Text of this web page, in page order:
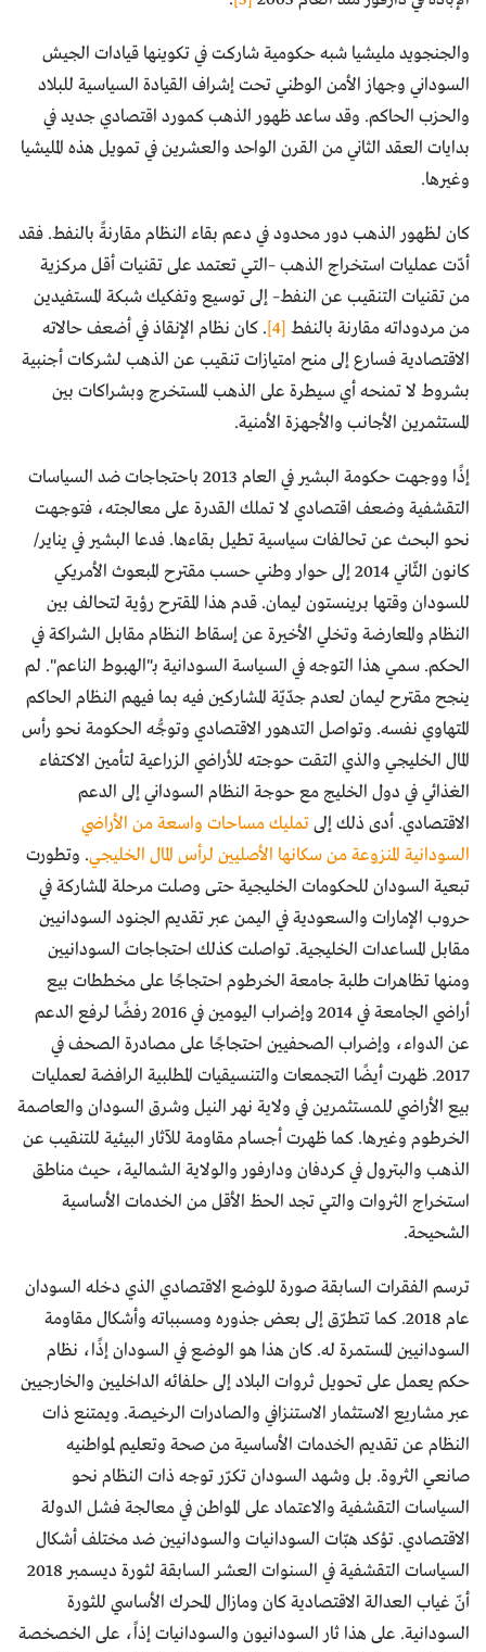
والجنجويد مليشيا شبه حكومية شاركت في تكوينها قيادات الجيش
السوداني وجهاز الأمن الوطني تحت إشراف القيادة السياسية للبلاد
والحزب الحاكم. وقد ساعد ظهور الذهب كمورد اقتصادي جديد في
بدايات العقد الثاني من القرن الواحد والعشرين في تمويل هذه المليشيا
وغيرها.
كان لظهور الذهب دور محدود في دعم بقاء النظام مقارنةً بالنفط. فقد
أدّت عمليات استخراج الذهب –التي تعتمد على تقنيات أقل مركزية
من تقنيات التنقيب عن النفط– إلى توسيع وتفكيك شبكة المستفيدين
من مردوداته مقارنة بالنفط [4]
. كان نظام الإنقاذ في أضعف حالاته
الاقتصادية فسارع إلى منح امتيازات تنقيب عن الذهب لشركات أجنبية
بشروط لا تمنحه أي سيطرة على الذهب المستخرج وبشراكات بين
المستثمرين الأجانب والأجهزة الأمنية.
إذًا ووجهت حكومة البشير في العام 2013 باحتجاجات ضد السياسات
التقشفية وضعف اقتصادي لا تملك القدرة على معالجته، فتوجهت
نحو البحث عن تحالفات سياسية تطيل بقاءها. فدعا البشير في يناير/
كانون الثّاني 2014 إلى حوار وطني حسب مقترح المبعوث الأمريكي
للسودان وقتها برينستون ليمان. قدم هذا المقترح رؤية لتحالف بين
النظام والمعارضة وتخلي الأخيرة عن إسقاط النظام مقابل الشراكة في
الحكم. سمي هذا التوجه في السياسة السودانية بـ"الهبوط الناعم". لم
ينجح مقترح ليمان لعدم جدّيّة المشاركين فيه بما فيهم النظام الحاكم
المتهاوي نفسه. وتواصل التدهور الاقتصادي وتوجُّه الحكومة نحو رأس
المال الخليجي والذي التقت حوجته للأراضي الزراعية لتأمين الاكتفاء
الغذائي في دول الخليج مع حوجة النظام السوداني إلى الدعم
الاقتصادي. أدى ذلك إلىتمليك مساحات واسعة من الأراضي
السودانية المنزوعة من سكانها الأصليين لرأس المال الخليجي. وتطورت
تبعية السودان للحكومات الخليجية حتى وصلت مرحلة المشاركة في
حروب الإمارات والسعودية في اليمن عبر تقديم الجنود السودانيين
مقابل المساعدات الخليجية. تواصلت كذلك احتجاجات السودانيين
ومنها تظاهرات طلبة جامعة الخرطوم احتجاجًا على مخططات بيع
أراضي الجامعة في 2014 وإضراب اليومين في 2016 رفضًا لرفع الدعم
عن الدواء، وإضراب الصحفيين احتجاجًا على مصادرة الصحف في
2017. ظهرت أيضًا التجمعات والتنسيقيات المطلبية الرافضة لعمليات
بيع الأراضي للمستثمرين في ولاية نهر النيل وشرق السودان والعاصمة
الخرطوم وغيرها. كما ظهرت أجسام مقاومة للآثار البيئية للتنقيب عن
الذهب والبترول في كردفان ودارفور والولاية الشمالية، حيث مناطق
استخراج الثروات والتي تجد الحظ الأقل من الخدمات الأساسية
الشحيحة.
ترسم الفقرات السابقة صورة للوضع الاقتصادي الذي دخله السودان
عام 2018. كما تتطرّق إلى بعض جذوره ومسبباته وأشكال مقاومة
السودانيين المستمرة له. كان هذا هو الوضع في السودان إذًا، نظام
حكم يعمل على تحويل ثروات البلاد إلى حلفائه الداخليين والخارجيين
عبر مشاريع الاستثمار الاستنزافي والصادرات الرخيصة. ويمتنع ذات
النظام عن تقديم الخدمات الأساسية من صحة وتعليم لمواطنيه
صانعي الثروة. بل وشهد السودان تكرّر توجه ذات النظام نحو
السياسات التقشفية والاعتماد على المواطن في معالجة فشل الدولة
الاقتصادي. تؤكد هبّات السودانيات والسودانيين ضد مختلف أشكال
السياسات التقشفية في السنوات العشر السابقة لثورة ديسمبر 2018
أنّ غياب العدالة الاقتصادية كان ومازال المحرك الأساسي للثورة
السودانية. على هذا ثار السودانيون والسودانيات إذاً، على الخصخصة